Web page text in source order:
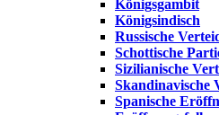
Königsgambit
Königsindisch
Russische
Schottische
Sizilianische
Skandinavische
Spanische